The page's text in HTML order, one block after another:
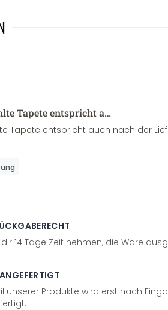
Tapete entspricht a…
Tapete entspricht auch nach der
14 Tage Zeit nehmen, die Ware
unserer Produkte wird erst nach